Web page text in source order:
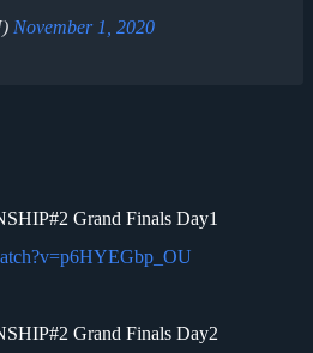
November 1, 2020
Grand Finals Day1
Grand Finals Day2